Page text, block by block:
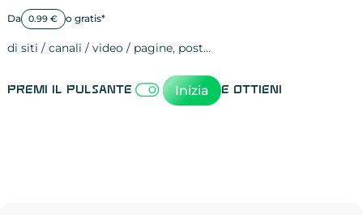
Da 0.99 € o gratis*
di siti / canali / video / pagine, post…
Premi il pulsante Inizia e ottieni